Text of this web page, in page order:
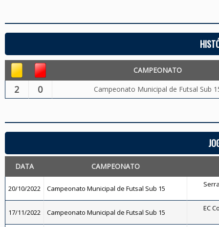
CAMPEONATO
2 0 Campeonato Municipal de Futsal Sub
DATA CAMPEONATO
20/10/2022 Campeonato Municipal de Futsal Sub 15
17/11/2022 Campeonato Municipal de Futsal Sub 15 EC